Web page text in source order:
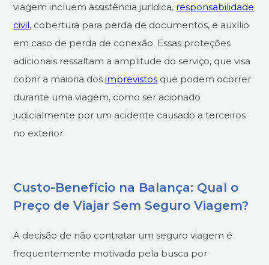
viagem incluem assistência jurídica, responsabilidade
civil, cobertura para perda de documentos, e auxílio
em caso de perda de conexão. Essas proteções
adicionais ressaltam a amplitude do serviço, que visa
cobrir a maioria dosimprevistos que podem ocorrer
durante uma viagem, como ser acionado
judicialmente por um acidente causado a terceiros
no exterior.
Custo-Benefício na Balança: Qual o
Preço de Viajar Sem Seguro Viagem?
A decisão de não contratar um seguro viagem é
frequentemente motivada pela busca por